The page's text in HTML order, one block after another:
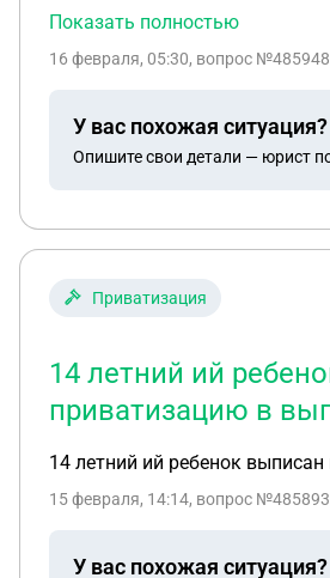
бывший муж выписать из
Показать полностью
16 февраля, 05:30, вопрос
У вас похожая ситуация?
Опишите свои детали — юрист
Приватизация
14 летний ий
приватизацию в
14 летний ий ребенок
15 февраля, 14:14, вопрос
У вас похожая ситуация?